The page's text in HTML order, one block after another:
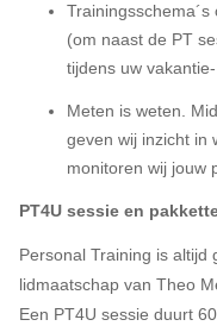
Trainingsschema´s
(om naast de PT
tijdens uw
Meten is weten.
geven wij inzicht in
monitoren wij jouw
PT4U sessie en
Personal Training is altijd
lidmaatschap van Theo
Een PT4U sessie duurt